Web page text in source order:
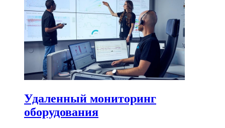
Удаленный мониторинг
оборудования